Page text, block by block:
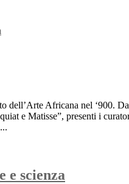
dell’Arte Africana nel ‘900. Da
e Matisse”, presenti i
e scienza